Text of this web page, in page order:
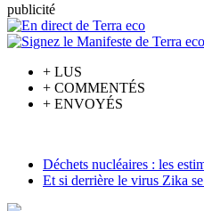
publicité
+ LUS
+ COMMENTÉS
+ ENVOYÉS
Déchets nucléaires : les
Et si derrière le virus Zika